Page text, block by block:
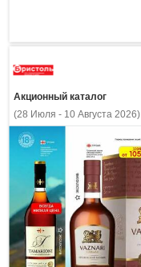
Акционный каталог
(28 Июля - 10 Августа 2026)